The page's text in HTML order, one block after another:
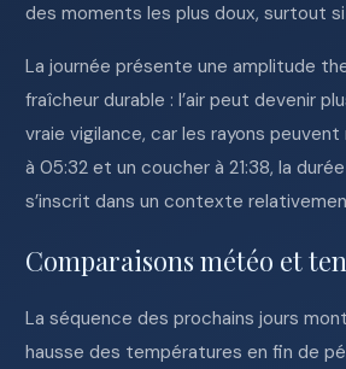
des moments les plus doux, surtout
La journée présente une amplitude
fraîcheur durable : l’air peut devenir
vraie vigilance, car les rayons
à 05:32 et un coucher à 21:38, la
s’inscrit dans un contexte
Comparaisons météo et
La séquence des prochains jours
hausse des températures en fin de